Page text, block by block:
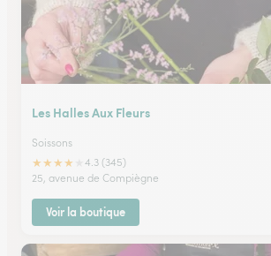
Les Halles Aux Fleurs
Soissons
★★★★
4.3 (345)
25, avenue de Compiègne
Voir la boutique